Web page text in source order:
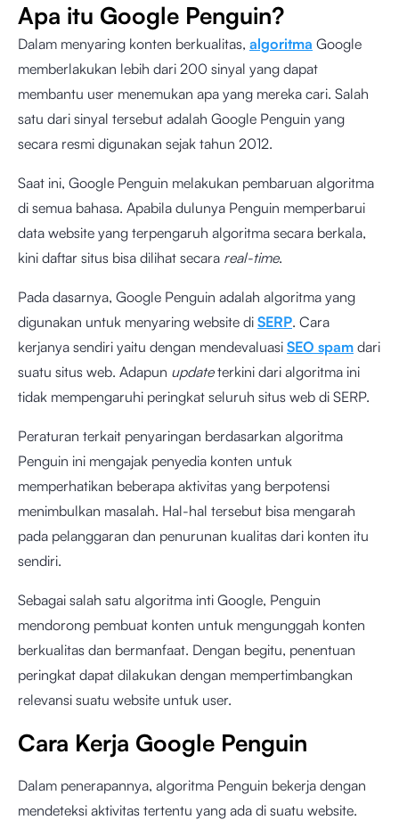
Apa itu Google Penguin?
Dalam menyaring konten berkualitas, algoritma Google
memberlakukan lebih dari 200 sinyal yang dapat
membantu user menemukan apa yang mereka cari. Salah
satu dari sinyal tersebut adalah Google Penguin yang
secara resmi digunakan sejak tahun 2012.
Saat ini, Google Penguin melakukan pembaruan algoritma
di semua bahasa. Apabila dulunya Penguin memperbarui
data website yang terpengaruh algoritma secara berkala,
kini daftar situs bisa dilihat secara real-time.
Pada dasarnya, Google Penguin adalah algoritma yang
digunakan untuk menyaring website di SERP. Cara
kerjanya sendiri yaitu dengan mendevaluasi SEO spam dari
suatu situs web. Adapun updateterkini dari algoritma ini
tidak mempengaruhi peringkat seluruh situs web di SERP.
Peraturan terkait penyaringan berdasarkan algoritma
Penguin ini mengajak penyedia konten untuk
memperhatikan beberapa aktivitas yang berpotensi
menimbulkan masalah. Hal-hal tersebut bisa mengarah
pada pelanggaran dan penurunan kualitas dari konten itu
sendiri.
Sebagai salah satu algoritma inti Google, Penguin
mendorong pembuat konten untuk mengunggah konten
berkualitas dan bermanfaat. Dengan begitu, penentuan
peringkat dapat dilakukan dengan mempertimbangkan
relevansi suatu website untuk user.
Cara Kerja Google Penguin
Dalam penerapannya, algoritma Penguin bekerja dengan
mendeteksi aktivitas tertentu yang ada di suatu website.